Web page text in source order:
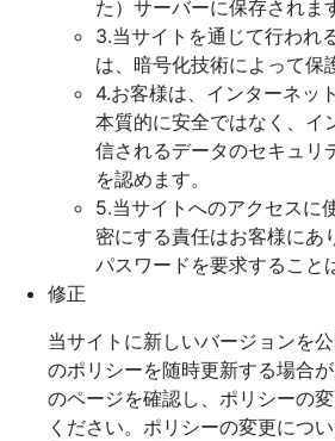
た）サーバーに保存されま
3.当サイトを通じて行われ
は、暗号化技術によって保
4.お客様は、インターネッ
本質的に安全ではなく、イ
信されるデータのセキュリ
を認めます。
5.当サイトへのアクセスに
密にする責任はお客様にあ
パスワードを要求すること
修正
当サイトに新しいバージョンを
のポリシーを随時更新する場合
のページを確認し、ポリシーの
ください。ポリシーの変更につ